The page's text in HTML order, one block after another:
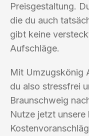
Preisgestaltung.
die du auch
gibt keine
Aufschläge.
Mit Umzugskönig
du also stressfrei
Braunschweig
Nutze jetzt